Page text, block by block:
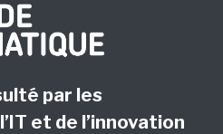
par les
et de l’innovation